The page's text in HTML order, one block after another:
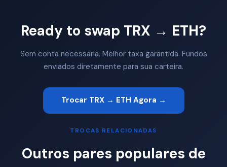
Ready to swap TRX → ETH?
Sem conta necessaria. Melhor taxa garantida. Fundos
enviados diretamente para sua carteira.
Trocar TRX → ETH Agora →
TROCAS RELACIONADAS
Outros pares populares de